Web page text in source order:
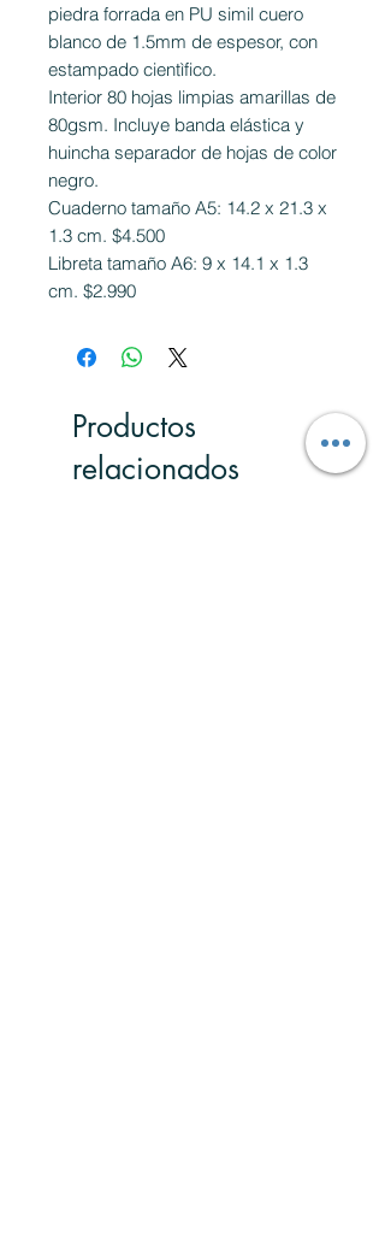
piedra forrada en PU simil cuero
blanco de 1.5mm de espesor, con
estampado cientìfico.
Interior 80 hojas limpias amarillas de
80gsm. Incluye banda elástica y
huincha separador de hojas de color
negro.
Cuaderno tamaño A5: 14.2 x 21.3 x
1.3 cm. $4.500
Libreta tamaño A6: 9 x 14.1 x 1.3
cm. $2.990
Productos
relacionados